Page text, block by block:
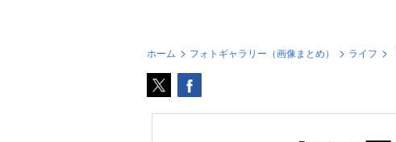
ホーム フォトギャラリー（画像まとめ） ライフ